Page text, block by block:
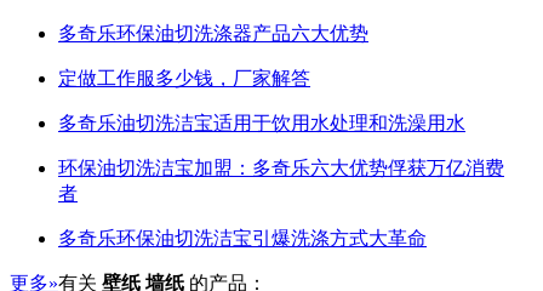
多奇乐环保油切洗涤器产品六大优势
定做工作服多少钱，厂家解答
多奇乐油切洗洁宝适用于饮用水处理和洗澡用水
环保油切洗洁宝加盟：多奇乐六大优势俘获万亿消费
者
多奇乐环保油切洗洁宝引爆洗涤方式大革命
更多»有关 壁纸 墙纸 的产品：